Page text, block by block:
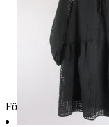
Företag